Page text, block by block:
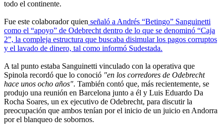
todo el continente.
Fue este colaborador quien señaló a Andrés “Betingo” Sanguinetti
como el “apoyo” de Odebrecht dentro de lo que se denominó “Caja
2”, la compleja estructura que buscaba disimular los pagos corruptos
y el lavado de dinero, tal como informó Sudestada.
A tal punto estaba Sanguinetti vinculado con la operativa que
Spinola recordó que lo conoció "en los corredores de Odebrecht
hace unos ocho años". También contó que, más recientemente, se
produjo una reunión en Barcelona junto a él y Luis Eduardo Da
Rocha Soares, un ex ejecutivo de Odebrecht, para discutir la
preocupación que ambos tenían por el inicio de un juicio en Andorra
por el blanqueo de sobornos.